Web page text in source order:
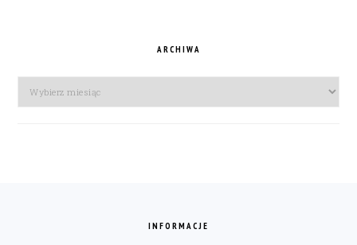
ARCHIWA
Archiwa
INFORMACJE